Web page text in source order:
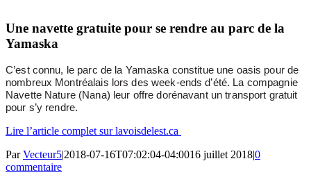
Une navette gratuite pour se rendre au parc de la
Yamaska
C’est connu, le parc de la Yamaska constitue une oasis pour de
nombreux Montréalais lors des week-ends d’été. La compagnie
Navette Nature (Nana) leur offre dorénavant un transport gratuit
pour s’y rendre.
Lire l’article complet sur lavoisdelest.ca
ParVecteur5|2018-07-16T07:02:04-04:0016 juillet 2018|0
commentaire